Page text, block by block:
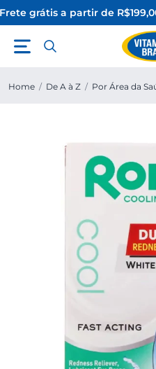
grátis a partir de
Home / De A à Z / Por Área da